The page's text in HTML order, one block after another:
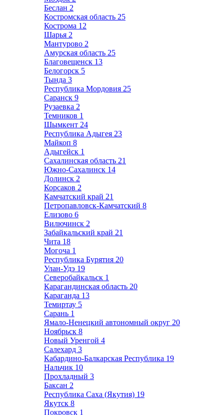
Беслан 2
Костромская область 25
Кострома 12
Шарья 2
Мантурово 2
Амурская область 25
Благовещенск 13
Белогорск 5
Тында 3
Республика Мордовия 25
Саранск 9
Рузаевка 2
Темников 1
Шымкент 24
Республика Адыгея 23
Майкоп 8
Адыгейск 1
Сахалинская область 21
Южно-Сахалинск 14
Долинск 2
Корсаков 2
Камчатский край 21
Петропавловск-Камчатский 8
Елизово 6
Вилючинск 2
Забайкальский край 21
Чита 18
Могоча 1
Республика Бурятия 20
Улан-Удэ 19
Северобайкальск 1
Карагандинская область 20
Караганда 13
Темиртау 5
Сарань 1
Ямало-Ненецкий автономный округ 20
Ноябрьск 8
Новый Уренгой 4
Салехард 3
Кабардино-Балкарская Республика 19
Нальчик 10
Прохладный 3
Баксан 2
Республика Саха (Якутия) 19
Якутск 8
Покровск 1